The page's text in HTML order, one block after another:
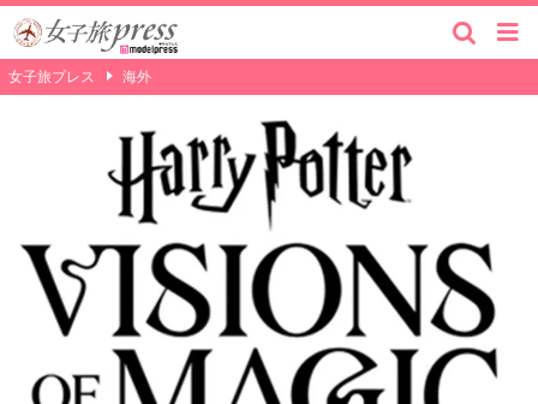
女子旅プレス 海外